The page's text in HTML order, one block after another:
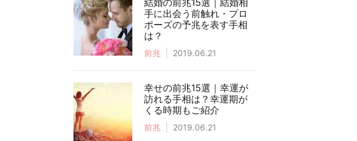
結婚の前兆15選｜結婚相
手に出会う前触れ・プロ
ポーズの予兆を表す手相
は？
前兆 2019.06.21
幸せの前兆15選｜幸運が
訪れる手相は？幸運期が
くる時期もご紹介
前兆 2019.06.21